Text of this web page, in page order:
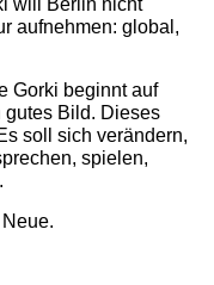
will Berlin nicht
aufnehmen: global,
Gorki beginnt auf
Bild. Dieses
soll sich verändern,
spielen,